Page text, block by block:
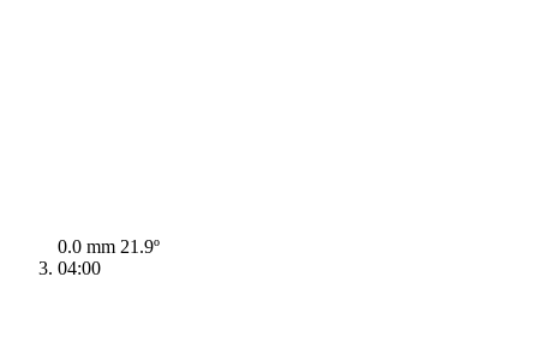
0.0 mm 21.9º
04:00